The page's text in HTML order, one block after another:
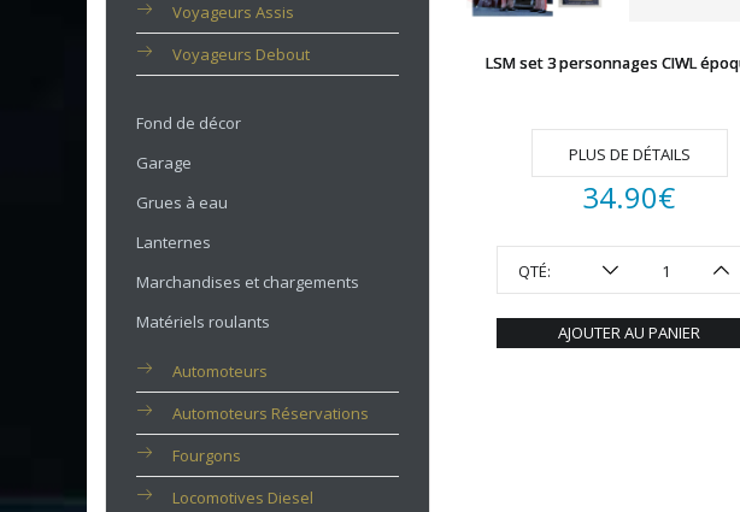
Voyageurs Assis
Voyageurs Debout
Fond de décor
Garage
Grues à eau
Lanternes
Marchandises et chargements
Matériels roulants
Automoteurs
Automoteurs Réservations
Fourgons
Locomotives Diesel
LSM set 3 personnages CIWL
PLUS DE DÉTAILS
34.90€
QTÉ:
AJOUTER AU PANIER